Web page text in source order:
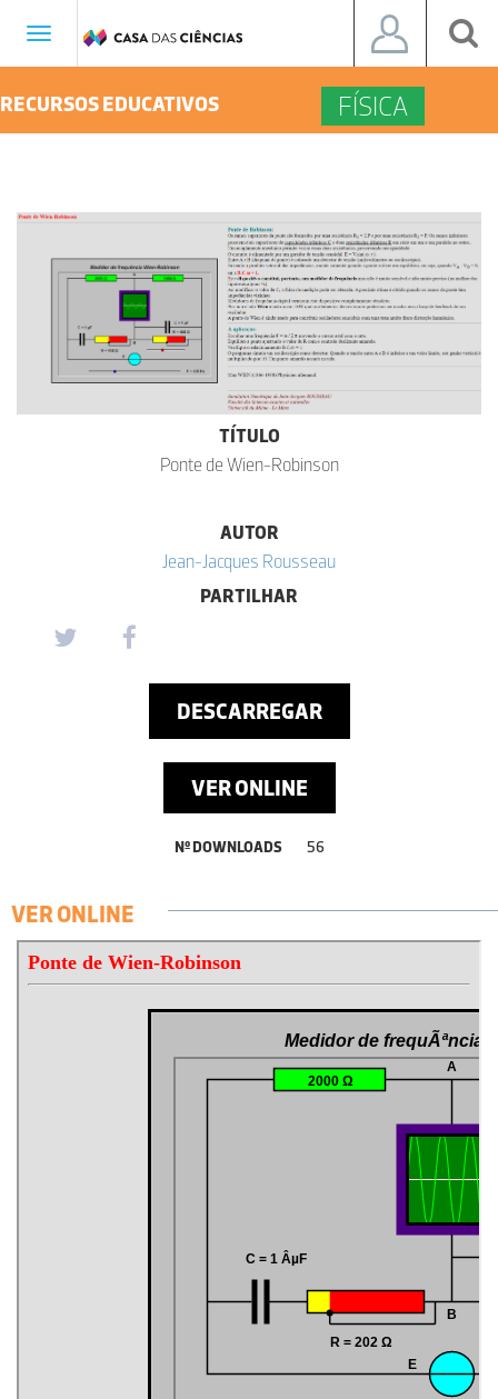
Toggle
RECURSOS EDUCATIVOS FÍSICA
TÍTULO
Ponte de Wien-Robinson
AUTOR
Jean-Jacques Rousseau
PARTILHAR
DESCARREGAR
VER ONLINE
Nº DOWNLOADS 56
VER ONLINE